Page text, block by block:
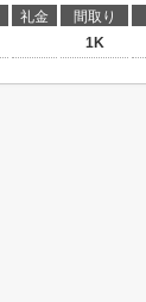
礼金 間取り
1K